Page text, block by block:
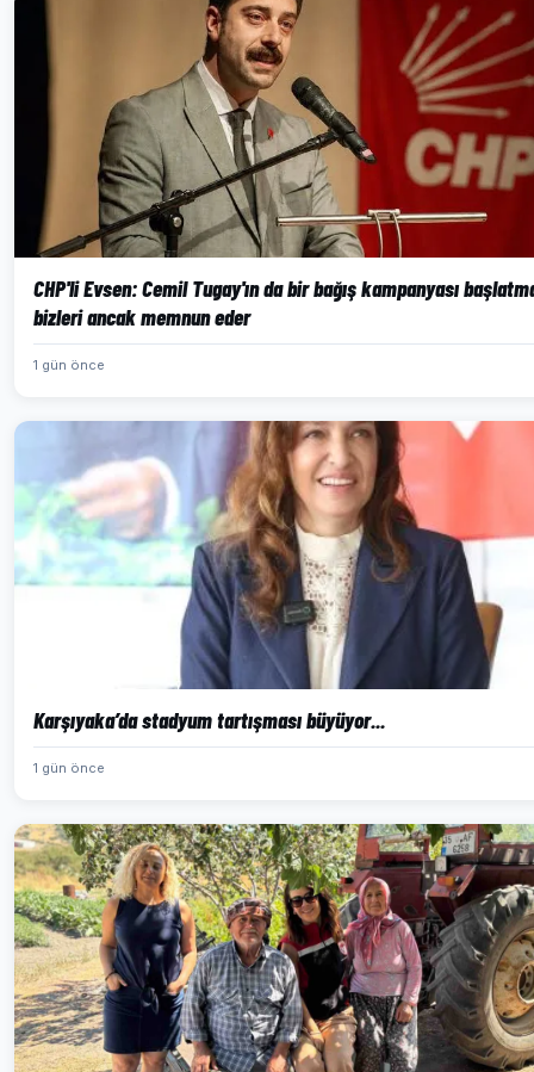
CHP'li Evsen: Cemil Tugay'ın da bir bağış kampanyası
bizleri ancak memnun eder
1 gün önce
Karşıyaka’da stadyum tartışması büyüyor...
1 gün önce